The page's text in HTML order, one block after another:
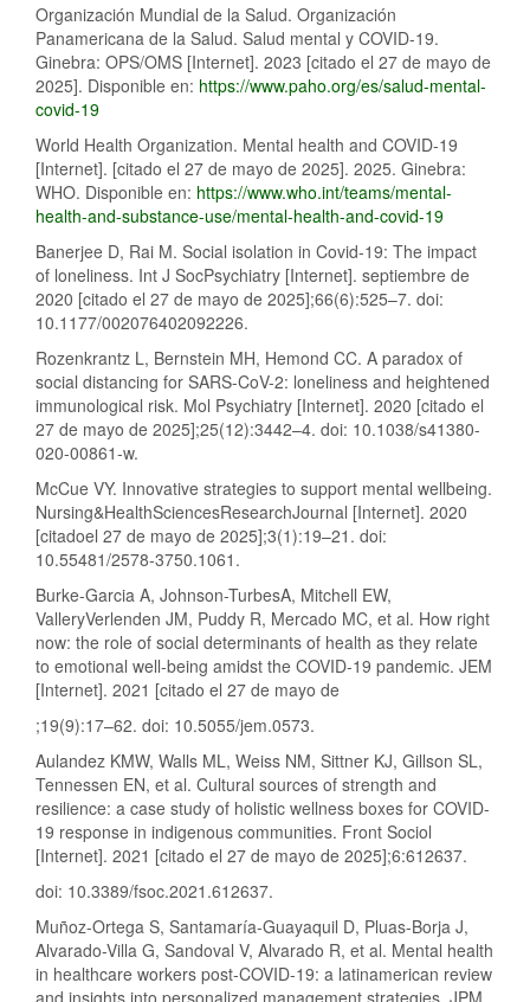
Organización Mundial de la Salud. Organización
Panamericana de la Salud. Salud mental y COVID-19.
Ginebra: OPS/OMS [Internet]. 2023 [citado el 27 de mayo de
2025]. Disponible en: https://www.paho.org/es/salud-mental-
covid-19
World Health Organization. Mental health and COVID-19
[Internet]. [citado el 27 de mayo de 2025]. 2025. Ginebra:
WHO. Disponible en: https://www.who.int/teams/mental-
health-and-substance-use/mental-health-and-covid-19
Banerjee D, Rai M. Social isolation in Covid-19: The impact
of loneliness. Int J SocPsychiatry [Internet]. septiembre de
2020 [citado el 27 de mayo de 2025];66(6):525–7. doi:
10.1177/002076402092226.
Rozenkrantz L, Bernstein MH, Hemond CC. A paradox of
social distancing for SARS-CoV-2: loneliness and heightened
immunological risk. Mol Psychiatry [Internet]. 2020 [citado el
27 de mayo de 2025];25(12):3442–4. doi: 10.1038/s41380-
020-00861-w.
McCue VY. Innovative strategies to support mental wellbeing.
Nursing&HealthSciencesResearchJournal [Internet]. 2020
[citadoel 27 de mayo de 2025];3(1):19–21. doi:
10.55481/2578-3750.1061.
Burke-Garcia A, Johnson-TurbesA, Mitchell EW,
ValleryVerlenden JM, Puddy R, Mercado MC, et al. How right
now: the role of social determinants of health as they relate
to emotional well-being amidst the COVID-19 pandemic. JEM
[Internet]. 2021 [citado el 27 de mayo de
;19(9):17–62. doi: 10.5055/jem.0573.
Aulandez KMW, Walls ML, Weiss NM, Sittner KJ, Gillson SL,
Tennessen EN, et al. Cultural sources of strength and
resilience: a case study of holistic wellness boxes for COVID-
19 response in indigenous communities. Front Sociol
[Internet]. 2021 [citado el 27 de mayo de 2025];6:612637.
doi: 10.3389/fsoc.2021.612637.
Muñoz-Ortega S, Santamaría-Guayaquil D, Pluas-Borja J,
Alvarado-Villa G, Sandoval V, Alvarado R, et al. Mental health
in healthcare workers post-COVID-19: a latinamerican review
and insights into personalized management strategies. JPM